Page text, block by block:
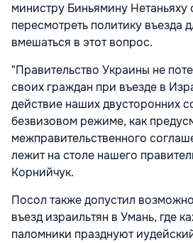
министру Биньямину
пересмотреть политику въезда
вмешаться в этот вопрос.
"Правительство Украины не
своих граждан при въезде в
действие наших двусторонних
безвизовом режиме, как
межправительственного
лежит на столе нашего
Корнийчук.
Посол также допустил
въезд израильтян в Умань, где
паломники празднуют